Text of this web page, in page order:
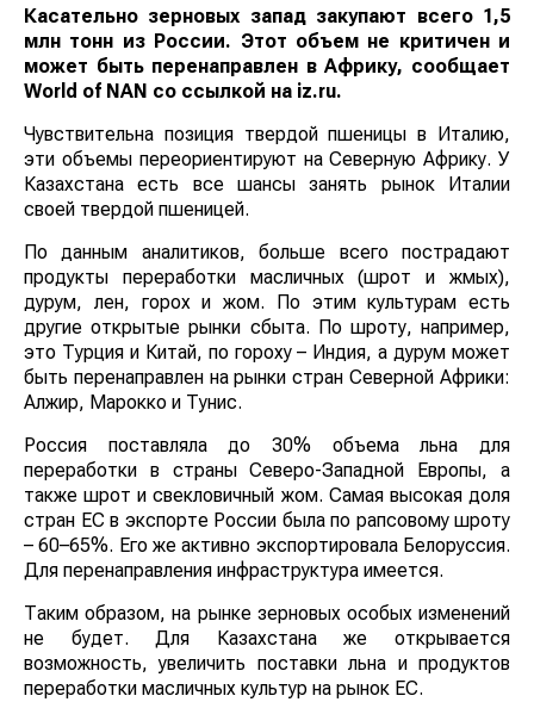
Касательно зерновых запад закупают всего 1,5
млн тонн из России. Этот объем не критичен и
может быть перенаправлен в Африку, сообщает
World of NAN со ссылкой на iz.ru.
Чувствительна позиция твердой пшеницы в Италию,
эти объемы переориентируют на Северную Африку. У
Казахстана есть все шансы занять рынок Италии
своей твердой пшеницей.
По данным аналитиков, больше всего пострадают
продукты переработки масличных (шрот и жмых),
дурум, лен, горох и жом. По этим культурам есть
другие открытые рынки сбыта. По шроту, например,
это Турция и Китай, по гороху – Индия, а дурум может
быть перенаправлен на рынки стран Северной Африки:
Алжир, Марокко и Тунис.
Россия поставляла до 30% объема льна для
переработки в страны Северо-Западной Европы, а
также шрот и свекловичный жом. Самая высокая доля
стран ЕС в экспорте России была по рапсовому шроту
– 60–65%. Его же активно экспортировала Белоруссия.
Для перенаправления инфраструктура имеется.
Таким образом, на рынке зерновых особых изменений
не будет. Для Казахстана же открывается
возможность, увеличить поставки льна и продуктов
переработки масличных культур на рынок EC.